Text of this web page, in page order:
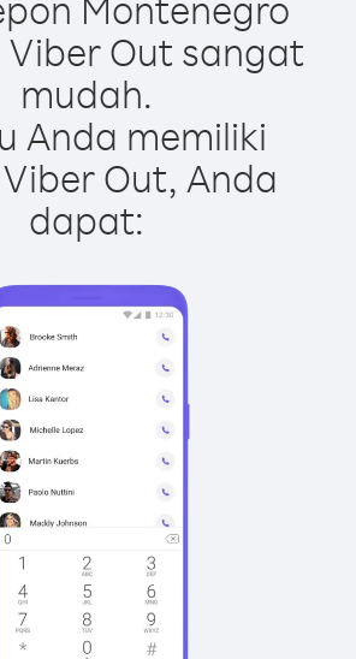
Out sangat
mudah.
Anda memiliki
Out, Anda
dapat: